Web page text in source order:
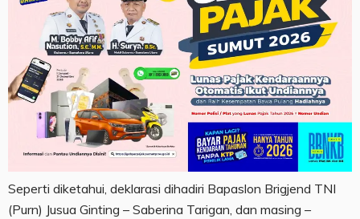
Seperti diketahui, deklarasi dihadiri Bapaslon Brigjend TNI
(Purn) Jusua Ginting – Saberina Tarigan, dan masing –